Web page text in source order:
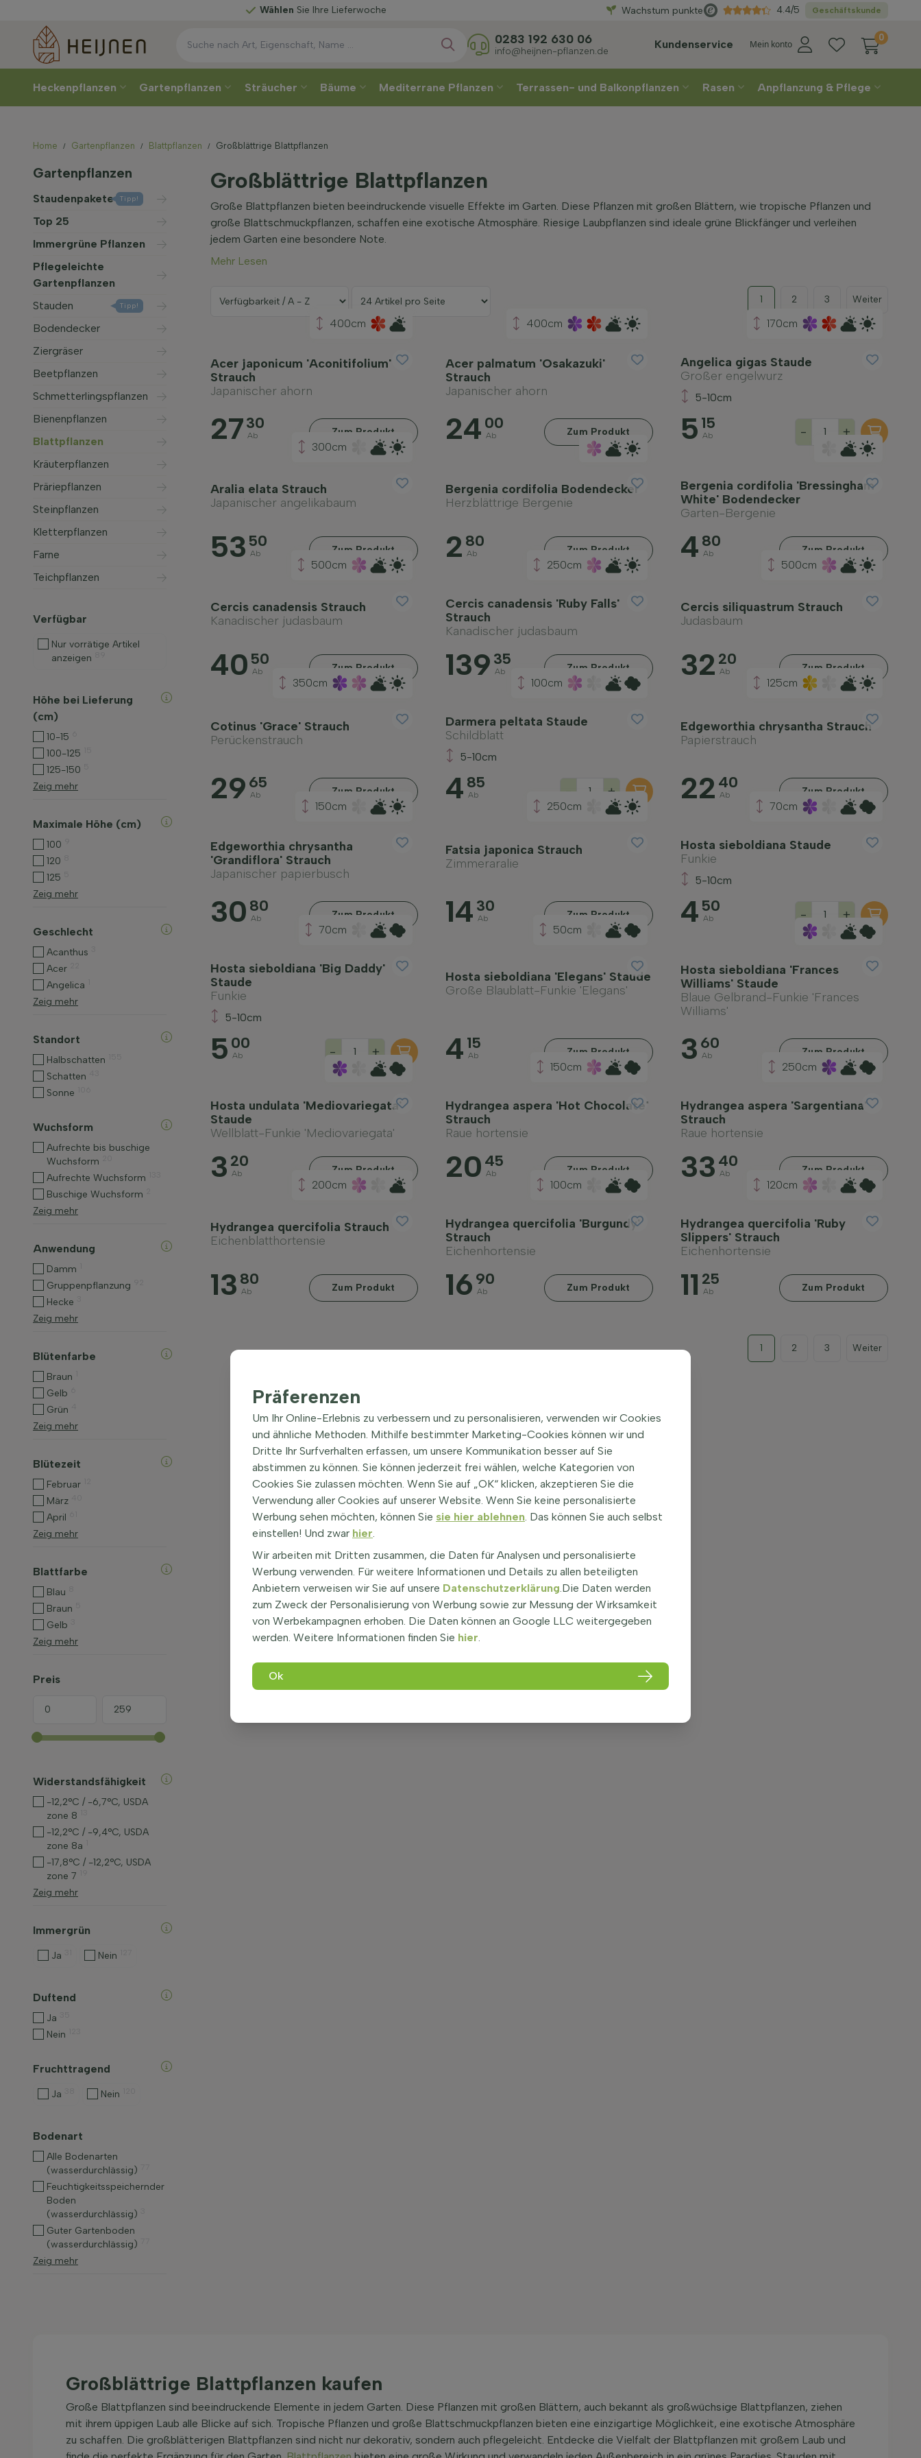
Sie Ihre Lieferwoche Direktaus der
Wachstum punkte Geschäftskunde
4.4/5
Kundenservice Mein konto
0
0283 192 630 06
info@heijnen-pflanzen.de
Heckenpflanzen Gartenpflanzen Sträucher Bäume Mediterrane Pflanzen Terrassen- und Balkonpflanzen Rasen Anpflanzung & Pflege
Home Gartenpflanzen Blattpflanzen Großblättrige Blattpflanzen
Gartenpflanzen
Staudenpakete Tipp!
Top 25
Immergrüne Pflanzen
Pflegeleichte
Gartenpflanzen
Stauden
Tipp!
Bodendecker
Ziergräser
Beetpflanzen
Schmetterlingspflanzen
Bienenpflanzen
Blattpflanzen
Kräuterpflanzen
Präriepflanzen
Steinpflanzen
Kletterpflanzen
Farne
Teichpflanzen
Verfügbar
Nur vorrätige Artikel
anzeigen
Höhe bei Lieferung
(cm)
10-15
100-125
125-150
Zeig mehr
Maximale Höhe (cm)
100
120
125
Zeig mehr
Geschlecht
Acanthus
Acer
Angelica
Zeig mehr
Standort
Halbschatten
Schatten
Sonne
Wuchsform
Aufrechte bis buschige
Wuchsform
Aufrechte Wuchsform
Buschige Wuchsform
Zeig mehr
Anwendung
Damm
Gruppenpflanzung
Hecke
Zeig mehr
Blütenfarbe
Braun
Gelb
Grün
Zeig mehr
Blütezeit
Februar
März
April
Zeig mehr
Blattfarbe
Blau
Braun
Gelb
Zeig mehr
Preis
Widerstandsfähigkeit
-12,2°C / -6,7°C, USDA
zone 8
-12,2°C / -9,4°C, USDA
zone 8a
-17,8°C / -12,2°C, USDA
zone 7
Zeig mehr
Immergrün
Ja Nein
Duftend
Ja
Nein
Fruchttragend
Ja Nein
Bodenart
Alle Bodenarten
(wasserdurchlässig)
Feuchtigkeitsspeichernder
Boden
(wasserdurchlässig)
Guter Gartenboden
(wasserdurchlässig)
Zeig mehr
Großblättrige Blattpflanzen
Große Blattpflanzen bieten beeindruckende visuelle Effekte im Garten. Diese Pflanzen mit großen Blättern, wie tropische Pflanzen und
große Blattschmuckpflanzen, schaffen eine exotische Atmosphäre. Riesige Laubpflanzen sind ideale grüne Blickfänger und verleihen
jedem Garten eine besondere Note.
Mehr Lesen
1 2 3 Weiter
400cm
Acer japonicum 'Aconitifolium'
Strauch
Japanischer ahorn
2730
Ab Zum Produkt
400cm
Acer palmatum 'Osakazuki'
Strauch
Japanischer ahorn
24 00
Ab Zum Produkt
170cm
Angelica gigas Staude
Großer engelwurz
5-10cm
5 15
Ab - +
300cm
Aralia elata Strauch
Japanischer angelikabaum
53 50
Ab Zum Produkt
Bergenia cordifolia Bodendecker
Herzblättrige Bergenie
2 80
Ab Zum Produkt
Bergenia cordifolia 'Bressingham
White' Bodendecker
Garten-Bergenie
4 80
Ab Zum Produkt
500cm
Cercis canadensis Strauch
Kanadischer judasbaum
40 50
Ab Zum Produkt
250cm
Cercis canadensis 'Ruby Falls'
Strauch
Kanadischer judasbaum
139 35
Ab Zum Produkt
500cm
Cercis siliquastrum Strauch
Judasbaum
32 20
Ab Zum Produkt
350cm
Cotinus 'Grace' Strauch
Perückenstrauch
29 65
Ab Zum Produkt
100cm
Darmera peltata Staude
Schildblatt
5-10cm
4 85
Ab - +
125cm
Edgeworthia chrysantha Strauch
Papierstrauch
22 40
Ab Zum Produkt
150cm
Edgeworthia chrysantha
'Grandiflora' Strauch
Japanischer papierbusch
30 80
Ab Zum Produkt
250cm
Fatsia japonica Strauch
Zimmeraralie
14 30
Ab Zum Produkt
70cm
Hosta sieboldiana Staude
Funkie
5-10cm
4 50
Ab - +
70cm
Hosta sieboldiana 'Big Daddy'
Staude
Funkie
5-10cm
5 00
Ab - +
50cm
Hosta sieboldiana 'Elegans' Staude
Große Blaublatt-Funkie 'Elegans'
4 15
Ab Zum Produkt
Hosta sieboldiana 'Frances
Williams' Staude
Blaue Gelbrand-Funkie 'Frances
Williams'
3 60
Ab Zum Produkt
Hosta undulata 'Mediovariegata'
Staude
Wellblatt-Funkie 'Mediovariegata'
3 20
Ab Zum Produkt
150cm
Hydrangea aspera 'Hot Chocolate'
Strauch
Raue hortensie
20 45
Ab Zum Produkt
250cm
Hydrangea aspera 'Sargentiana'
Strauch
Raue hortensie
33 40
Ab Zum Produkt
200cm
Hydrangea quercifolia Strauch
Eichenblatthortensie
13 80
Ab Zum Produkt
100cm
Hydrangea quercifolia 'Burgundy'
Strauch
Eichenhortensie
16 90
Ab Zum Produkt
120cm
Hydrangea quercifolia 'Ruby
Slippers' Strauch
Eichenhortensie
11 25
Ab Zum Produkt
1 2 3 Weiter
Großblättrige Blattpflanzen kaufen
Große Blattpflanzen sind beeindruckende Elemente in jedem Garten. Diese Pflanzen mit großen Blättern, auch bekannt als großwüchsige Blattpflanzen, ziehen
mit ihrem üppigen Laub alle Blicke auf sich. Tropische Pflanzen und große Blattschmuckpflanzen bieten eine einzigartige Möglichkeit, eine exotische Atmosphäre
zu schaffen. Die großblätterigen Blattpflanzen sind nicht nur dekorativ, sondern auch pflegeleicht. Entdecke die Vielfalt der Blattpflanzen mit großem Laub und
Präferenzen
Um Ihr Online-Erlebnis zu verbessern und zu personalisieren, verwenden wir Cookies
und ähnliche Methoden. Mithilfe bestimmter Marketing-Cookies können wir und
Dritte Ihr Surfverhalten erfassen, um unsere Kommunikation besser auf Sie
abstimmen zu können. Sie können jederzeit frei wählen, welche Kategorien von
Cookies Sie zulassen möchten. Wenn Sie auf „OK“ klicken, akzeptieren Sie die
Verwendung aller Cookies auf unserer Website. Wenn Sie keine personalisierte
Werbung sehen möchten, können Sie sie hier ablehnen. Das können Sie auch selbst
einstellen! Und zwar hier.
Wir arbeiten mit Dritten zusammen, die Daten für Analysen und personalisierte
Werbung verwenden. Für weitere Informationen und Details zu allen beteiligten
Anbietern verweisen wir Sie auf unsere Datenschutzerklärung.Die Daten werden
zum Zweck der Personalisierung von Werbung sowie zur Messung der Wirksamkeit
von Werbekampagnen erhoben. Die Daten können an Google LLC weitergegeben
werden. Weitere Informationen finden Sie hier.
Ok